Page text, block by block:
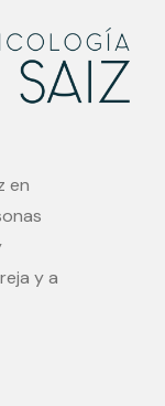
en
y a